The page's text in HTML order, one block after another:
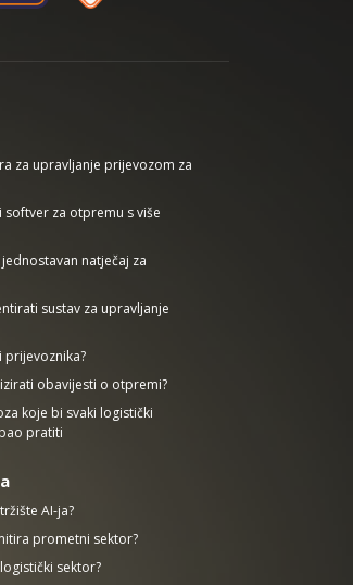
za upravljanje prijevozom za
softver za otpremu s više
natječaj za
sustav za upravljanje
prijevoznika?
obavijesti o otpremi?
koje bi svaki logistički
pratiti
AI-ja?
prometni sektor?
sektor?